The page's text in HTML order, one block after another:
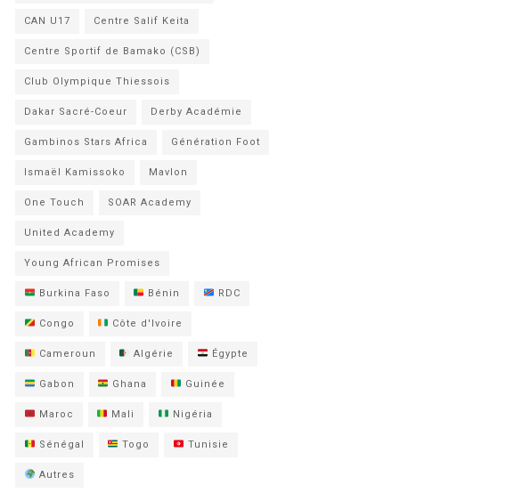
CAN U17 Centre Salif Keita
Centre Sportif de Bamako (CSB)
Club Olympique Thiessois
Dakar Sacré-Coeur Derby Académie
Gambinos Stars Africa Génération Foot
Ismaël Kamissoko Mavlon
One Touch SOAR Academy
United Academy
Young African Promises
Burkina Faso Bénin RDC
Congo Côte d'Ivoire
Cameroun Algérie Égypte
Gabon Ghana Guinée
Maroc Mali Nigéria
Sénégal Togo Tunisie
Autres